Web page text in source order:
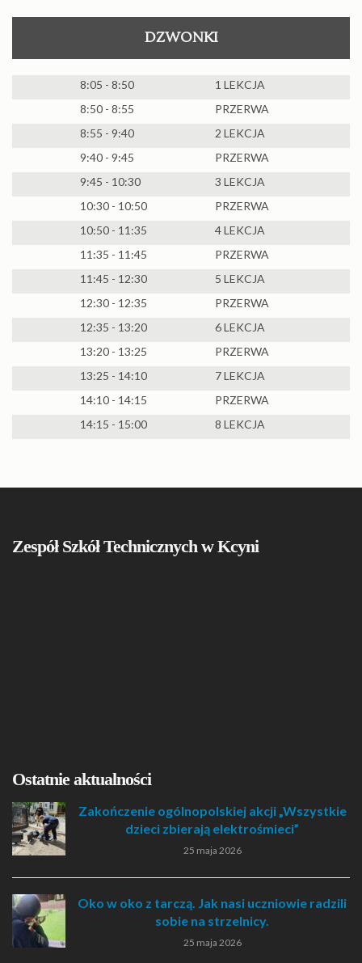
DZWONKI
8:05 - 8:50
1 LEKCJA
8:50 - 8:55
PRZERWA
8:55 - 9:40
2 LEKCJA
9:40 - 9:45
PRZERWA
9:45 - 10:30
3 LEKCJA
10:30 - 10:50
PRZERWA
10:50 - 11:35
4 LEKCJA
11:35 - 11:45
PRZERWA
11:45 - 12:30
5 LEKCJA
12:30 - 12:35
PRZERWA
12:35 - 13:20
6 LEKCJA
13:20 - 13:25
PRZERWA
13:25 - 14:10
7 LEKCJA
14:10 - 14:15
PRZERWA
14:15 - 15:00
8 LEKCJA
Zespół Szkół Technicznych w Kcyni
Ostatnie aktualności
Zakończenie ogólnopolskiej akcji „Wszystkie
dzieci zbierają elektrośmieci”
25 maja 2026
Oko w oko z tarczą. Jak nasi uczniowie radzili
sobie na strzelnicy.
25 maja 2026